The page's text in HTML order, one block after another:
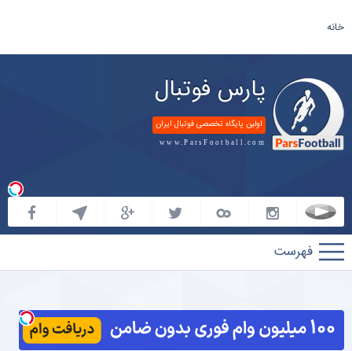
خانه
پارس فوتبال
اولین پایگاه تخصصی فوتبال ایران
www.ParsFootball.com
پارس
فوتبال